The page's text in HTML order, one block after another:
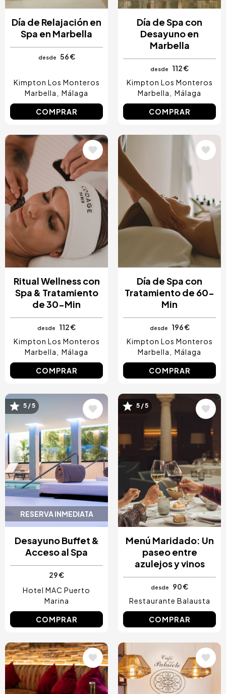
Día de Relajación en
Spa en Marbella
desde 56 €
Kimpton Los Monteros
Marbella
Málaga
COMPRAR
Día de Spa con
Desayuno en
Marbella
desde
112 €
Kimpton Los Monteros
Marbella
Málaga
COMPRAR
Image
Ritual Wellness con
Spa & Tratamiento
de 30-Min
desde
112 €
Kimpton Los Monteros
Marbella
Málaga
COMPRAR
Image
Día de Spa con
Tratamiento de 60-
Min
desde
196 €
Kimpton Los Monteros
Marbella
Málaga
COMPRAR
RESERVA INMEDIATA
Image
5 / 5
Desayuno Buffet &
Acceso al Spa
29 €
Hotel MAC Puerto
Marina
COMPRAR
Image
5 / 5
Menú Maridado: Un
paseo entre
azulejos y vinos
desde
90 €
Restaurante Balausta
COMPRAR
Image Image